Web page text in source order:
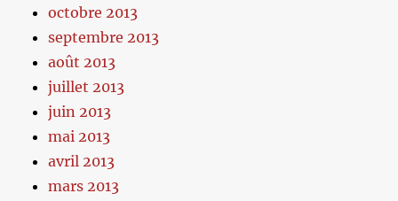
octobre 2013
septembre 2013
août 2013
juillet 2013
juin 2013
mai 2013
avril 2013
mars 2013